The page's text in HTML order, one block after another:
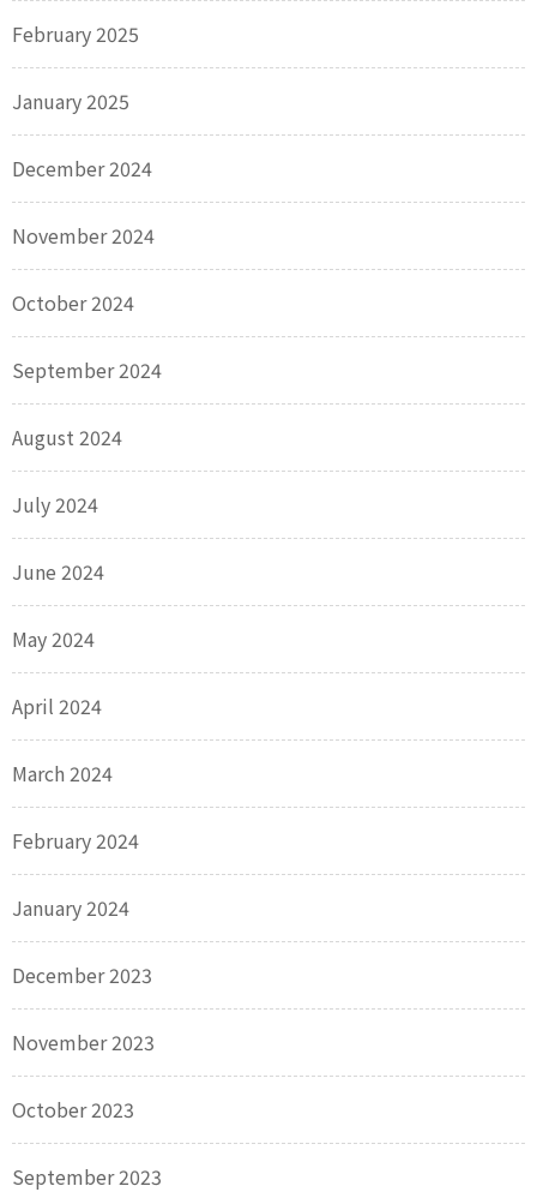
February 2025
January 2025
December 2024
November 2024
October 2024
September 2024
August 2024
July 2024
June 2024
May 2024
April 2024
March 2024
February 2024
January 2024
December 2023
November 2023
October 2023
September 2023